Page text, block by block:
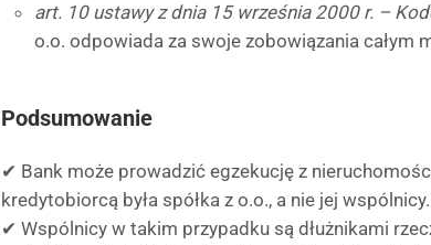
art. 10 ustawy z dnia 15 września 2000 r. –
o.o. odpowiada za swoje zobowiązania całym
Podsumowanie
✔ Bank może prowadzić egzekucję z
kredytobiorcą była spółka z o.o., a nie jej wspólnicy.
✔ Wspólnicy w takim przypadku są dłużnikami